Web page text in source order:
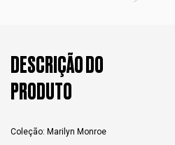
DESCRIÇÃO DO
PRODUTO
Coleção: Marilyn Monroe